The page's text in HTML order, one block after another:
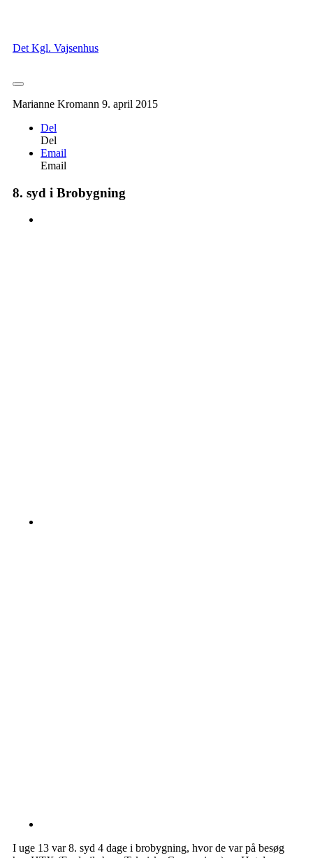
Det Kgl. Vajsenhus
Marianne Kromann 9. april 2015
Del
Del
Email
Email
8. syd i Brobygning
I uge 13 var 8. syd 4 dage i brobygning, hvor de var på besøg